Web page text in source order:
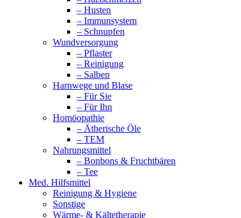
– Husten
– Immunsystem
– Schnupfen
Wundversorgung
– Pflaster
– Reinigung
– Salben
Harnwege und Blase
– Für Sie
– Für Ihn
Homöopathie
– Ätherische Öle
– TEM
Nahrungsmittel
– Bonbons & Fruchtbären
– Tee
Med. Hilfsmittel
Reinigung & Hygiene
Sonstige
Wärme- & Kältetherapie